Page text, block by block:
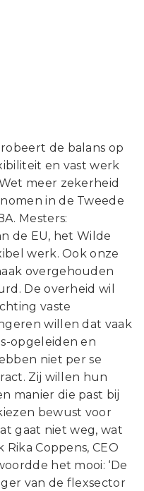
de balans op
en vast werk
meer zekerheid
in de Tweede
Mesters:
de EU, het Wilde
werk. Ook onze
overgehouden
De overheid wil
vaste
willen dat vaak
opgeleiden en
niet per se
Zij willen hun
manier die past bij
bewust voor
gaat niet weg, wat
Coppens, CEO
het mooi: ‘De
van de flexsector